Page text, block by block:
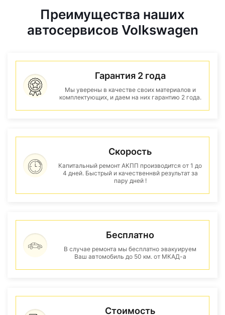
Преимущества наших
автосервисов Volkswagen
Гарантия 2 года
Мы уверены в качестве своих материалов и
комплектующих, и даем на них гарантию 2 года.
Скорость
Капитальный ремонт АКПП производится от 1 до
4 дней. Быстрый и качественнвй результат за
пару дней !
Бесплатно
В случае ремонта мы бесплатно эвакуируем
Ваш автомобиль до 50 км. от МКАД-а
Стоимость